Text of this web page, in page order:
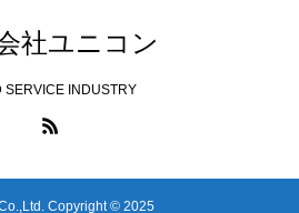
社ユニコン
SERVICE INDUSTRY
Copyright © 2025